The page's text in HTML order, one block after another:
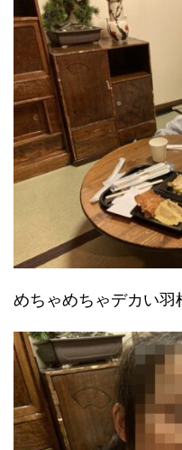
めちゃめちゃデカい羽